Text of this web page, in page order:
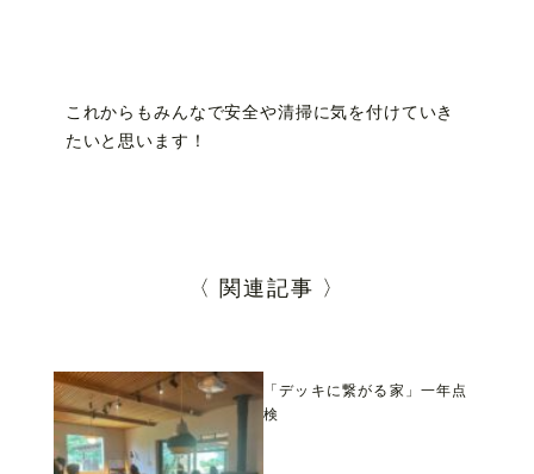
これからもみんなで安全や清掃に気を付けていき
たいと思います！
〈 関連記事 〉
「デッキに繋がる家」一年点
検